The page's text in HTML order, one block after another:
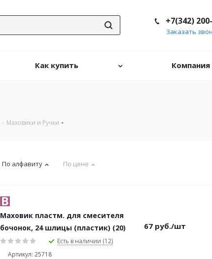
+7(342)
Заказать
Как купить Компания
- Маховики и Ручки
По алфавиту По цене
Маховик пластм. для смесителя
бочонок, 24 шлицы (пластик) (20)
Есть в наличии (12)
Артикул: 25718
67 руб./шт